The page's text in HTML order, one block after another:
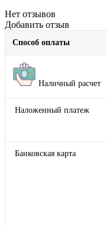
Нет отзывов
Добавить отзыв
Способ оплаты
Наличный расчет
Наложенный платеж
Банковская карта